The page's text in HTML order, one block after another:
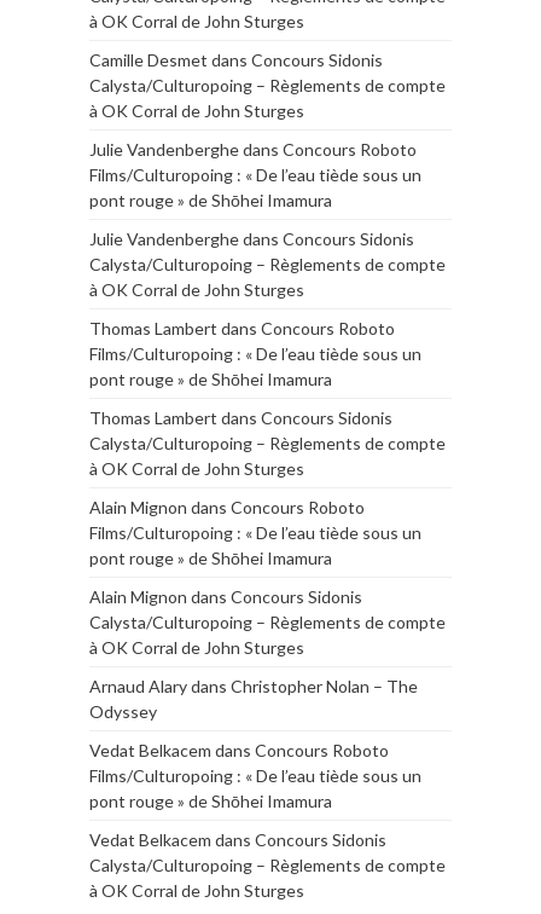
à OK Corral de John Sturges
Camille Desmet dans Concours Sidonis
Calysta/Culturopoing – Règlements de compte
à OK Corral de John Sturges
Julie Vandenberghedans Concours Roboto
Films/Culturopoing : « De l’eau tiède sous un
pont rouge » de Shōhei Imamura
Julie Vandenberghedans Concours Sidonis
Calysta/Culturopoing – Règlements de compte
à OK Corral de John Sturges
Thomas Lambert dans Concours Roboto
Films/Culturopoing : « De l’eau tiède sous un
pont rouge » de Shōhei Imamura
Thomas Lambert dans Concours Sidonis
Calysta/Culturopoing – Règlements de compte
à OK Corral de John Sturges
Alain Mignon dans Concours Roboto
Films/Culturopoing : « De l’eau tiède sous un
pont rouge » de Shōhei Imamura
Alain Mignon dans Concours Sidonis
Calysta/Culturopoing – Règlements de compte
à OK Corral de John Sturges
Arnaud Alarydans Christopher Nolan – The
Odyssey
Vedat Belkacem dans Concours Roboto
Films/Culturopoing : « De l’eau tiède sous un
pont rouge » de Shōhei Imamura
Vedat Belkacem dans Concours Sidonis
Calysta/Culturopoing – Règlements de compte
à OK Corral de John Sturges